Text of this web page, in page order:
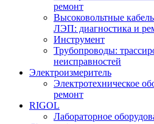
ремонт
Высоковольтные
ЛЭП: диагностика и
Инструмент
Трубопроводы:
неисправностей
Электроизмеритель
Электротехническое
ремонт
RIGOL
Лабораторное